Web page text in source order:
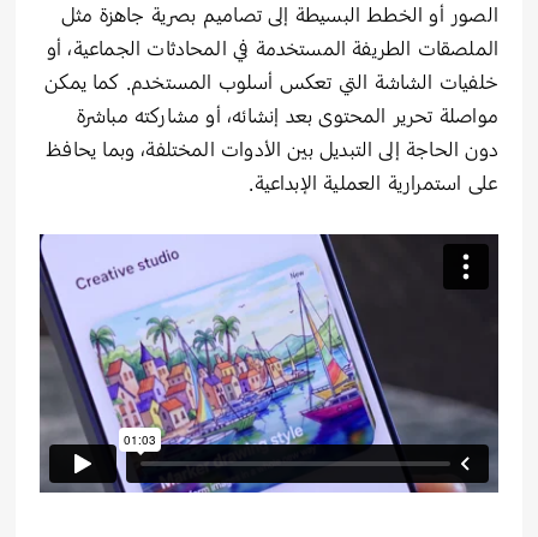
الصور أو الخطط البسيطة إلى تصاميم بصرية جاهزة مثل
الملصقات الطريفة المستخدمة في المحادثات الجماعية، أو
خلفيات الشاشة التي تعكس أسلوب المستخدم. كما يمكن
مواصلة تحرير المحتوى بعد إنشائه، أو مشاركته مباشرة
دون الحاجة إلى التبديل بين الأدوات المختلفة، وبما يحافظ
على استمرارية العملية الإبداعية.